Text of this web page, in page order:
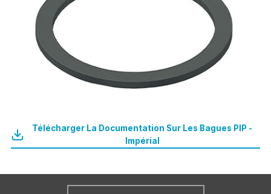
Télécharger La Documentation Sur Les Bagues PIP -
Impérial